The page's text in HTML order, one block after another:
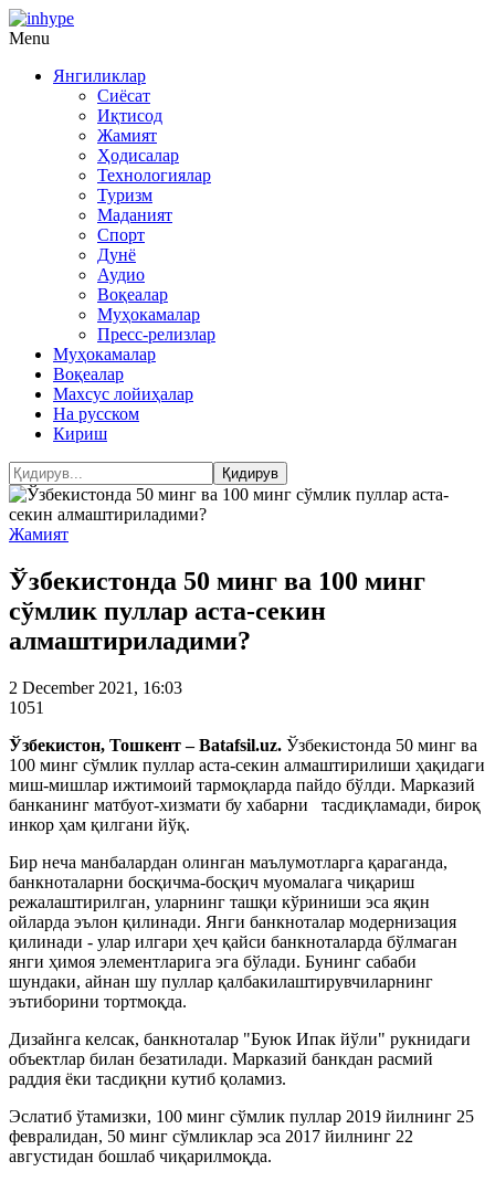
Menu
Янгиликлар
Сиёсат
Иқтисод
Жамият
Ҳодисалар
Технологиялар
Туризм
Маданият
Спорт
Дунё
Аудио
Воқеалар
Муҳокамалар
Пресс-релизлар
Муҳокамалар
Воқеалар
Махсус лойиҳалар
На русском
Кириш
Жамият
Ўзбекистонда 50 минг ва 100 минг
сўмлик пуллар аста-секин
алмаштириладими?
2 December 2021, 16:03
1051
Ўзбекистон, Тошкент – Batafsil.uz. Ўзбекистонда 50 минг ва
100 минг сўмлик пуллар аста-секин алмаштирилиши ҳақидаги
миш-мишлар ижтимоий тармоқларда пайдо бўлди. Марказий
банканинг матбуот-хизмати бу хабарни тасдиқламади, бироқ
инкор ҳам қилгани йўқ.
Бир неча манбалардан олинган маълумотларга қараганда,
банкноталарни босқичма-босқич муомалага чиқариш
режалаштирилган, уларнинг ташқи кўриниши эса яқин
ойларда эълон қилинади. Янги банкноталар модернизация
қилинади - улар илгари ҳеч қайси банкноталарда бўлмаган
янги ҳимоя элементларига эга бўлади. Бунинг сабаби
шундаки, айнан шу пуллар қалбакилаштирувчиларнинг
эътиборини тортмоқда.
Дизайнга келсак, банкноталар "Буюк Ипак йўли" рукнидаги
объектлар билан безатилади. Марказий банкдан расмий
раддия ёки тасдиқни кутиб қоламиз.
Эслатиб ўтамизки, 100 минг сўмлик пуллар 2019 йилнинг 25
февралидан, 50 минг сўмликлар эса 2017 йилнинг 22
августидан бошлаб чиқарилмоқда.